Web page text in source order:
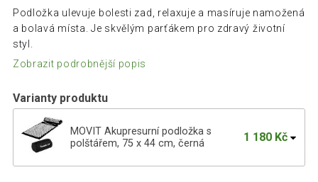
Podložka ulevuje bolesti zad, relaxuje a masíruje namožená
a bolavá místa. Je skvělým parťákem pro zdravý životní
styl.
Zobrazit podrobnější popis
Varianty produktu
MOVIT Akupresurní podložka s
polštářem, 75 x 44 cm, černá
1 180 Kč